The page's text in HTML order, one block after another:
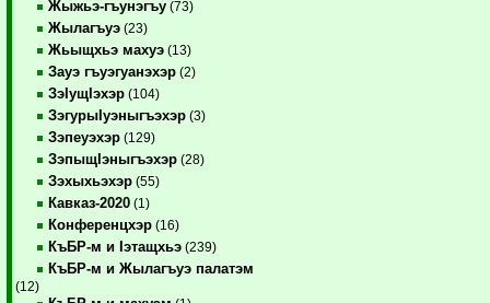
Жыжьэ-гъунэгъу (73)
Жылагъуэ (23)
Жьыщхьэ махуэ (13)
Зауэ гъуэгуанэхэр (2)
ЗэIущIэхэр (104)
ЗэгурыIуэныгъэхэр (3)
Зэпеуэхэр (129)
ЗэпыщIэныгъэхэр (28)
Зэхыхьэхэр (55)
Кавказ-2020 (1)
Конференцхэр (16)
КъБР-м и Iэтащхьэ (239)
КъБР-м и Жылагъуэ палатэм
(12)